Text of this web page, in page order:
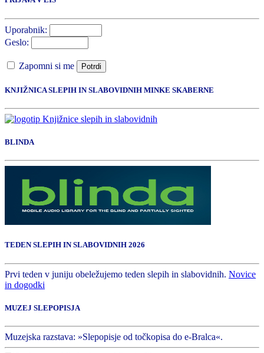
Uporabnik:
Geslo:
Zapomni si me Potrdi
KNJIŽNICA SLEPIH IN SLABOVIDNIH MINKE SKABERNE
BLINDA
TEDEN SLEPIH IN SLABOVIDNIH 2026
Prvi teden v juniju obeležujemo teden slepih in slabovidnih. Novice
in dogodki
MUZEJ SLEPOPISJA
Muzejska razstava: »Slepopisje od točkopisa do e-Bralca«.